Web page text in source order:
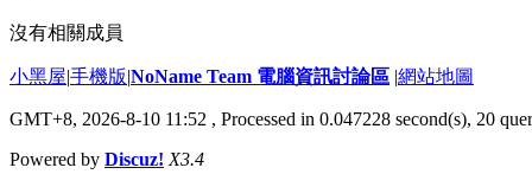
沒有相關成員
小黑屋|手機版|NoName Team 電腦資訊討論區 |網站地圖
GMT+8, 2026-8-10 11:52 , Processed in 0.047228 second(s), 20
Powered by Discuz! X3.4